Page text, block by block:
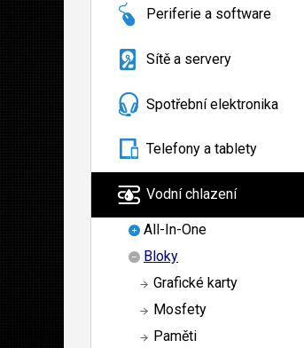
Periferie a software
Sítě a servery
Spotřební elektronika
Telefony a tablety
Vodní chlazení
All-In-One
Bloky
Grafické karty
Mosfety
Paměti